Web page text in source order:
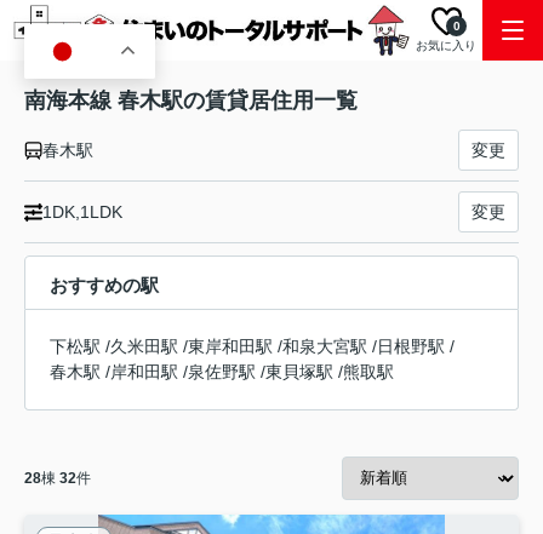
お気に入り
0
南海本線 春木駅の賃貸居住用一覧
春木駅 変更
1DK,1LDK 変更
おすすめの駅
下松駅 /久米田駅 /東岸和田駅 /和泉大宮駅 /日根野駅 /
春木駅 /岸和田駅 /泉佐野駅 /東貝塚駅 /熊取駅
28棟 32件